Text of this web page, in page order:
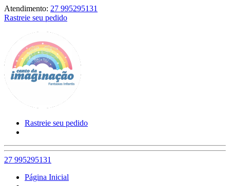
Atendimento: 27 995295131
Rastreie seu pedido
Rastreie seu pedido
27 995295131
Página Inicial